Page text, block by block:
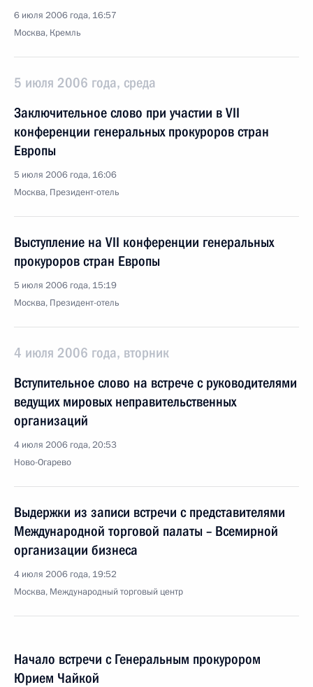
6 июля 2006 года, 16:57
Москва, Кремль
5 июля 2006 года, среда
Заключительное слово при участии в VII
конференции генеральных прокуроров стран
Европы
5 июля 2006 года, 16:06
Москва, Президент-отель
Выступление на VII конференции генеральных
прокуроров стран Европы
5 июля 2006 года, 15:19
Москва, Президент-отель
4 июля 2006 года, вторник
Вступительное слово на встрече с руководителями
ведущих мировых неправительственных
организаций
4 июля 2006 года, 20:53
Ново-Огарево
Выдержки из записи встречи с представителями
Международной торговой палаты – Всемирной
организации бизнеса
4 июля 2006 года, 19:52
Москва, Международный торговый центр
Начало встречи с Генеральным прокурором
Юрием Чайкой